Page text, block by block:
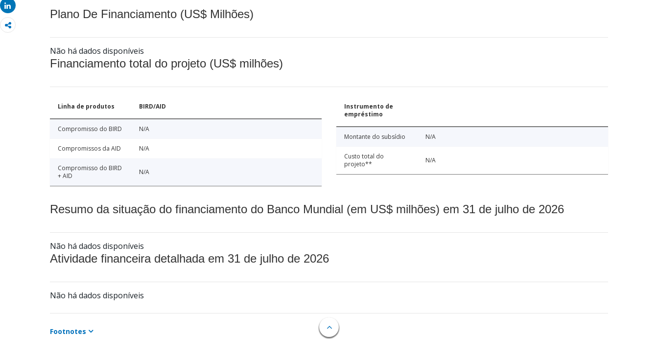
Share
Plano De Financiamento (US$ Milhões)
Não há dados disponíveis
Financiamento total do projeto (US$ milhões)
Linha de produtos BIRD/AID
Compromisso do BIRD N/A
Compromissos da AID N/A
Compromisso do BIRD
+ AID
N/A
Instrumento de
empréstimo
Montante do subsídio N/A
Custo total do
projeto**
N/A
Resumo da situação do financiamento do Banco Mundial (em US$ milhões) em 31 de julho de 2026
Não há dados disponíveis
Atividade financeira detalhada em 31 de julho de 2026
Não há dados disponíveis
Footnotes